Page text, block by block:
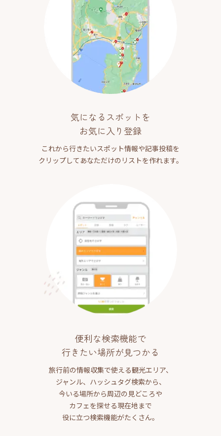
気になるスポットを
お気に入り登録
これから行きたいスポット情報や記事投稿を
クリップしてあなただけのリストを作れます。
便利な検索機能で
行きたい場所が見つかる
旅行前の情報収集で使える観光エリア、
ジャンル、ハッシュタグ検索から、
今いる場所から周辺の見どころや
カフェを探せる現在地まで
役に立つ検索機能がたくさん。